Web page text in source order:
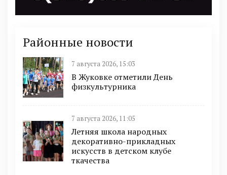
Районные новости
7 августа 2026, 15:03
В Жуковке отметили День
физкультурника
7 августа 2026, 11:05
Летняя школа народных
декоративно-прикладных
искусств в детском клубе
ткачества